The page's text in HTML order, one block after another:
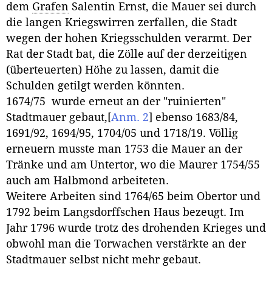
dem Grafen Salentin Ernst, die Mauer sei durch
die langen Kriegswirren zerfallen, die Stadt
wegen der hohen Kriegsschulden verarmt. Der
Rat der Stadt bat, die Zölle auf der derzeitigen
(überteuerten) Höhe zu lassen, damit die
Schulden getilgt werden könnten.
1674/75 wurde erneut an der "ruinierten"
Stadtmauer gebaut, [Anm. 2] ebenso 1683/84,
1691/92, 1694/95, 1704/05 und 1718/19. Völlig
erneuern musste man 1753 die Mauer an der
Tränke und am Untertor, wo die Maurer 1754/55
auch am Halbmond arbeiteten.
Weitere Arbeiten sind 1764/65 beim Obertor und
1792 beim Langsdorffschen Haus bezeugt. Im
Jahr 1796 wurde trotz des drohenden Krieges und
obwohl man die Torwachen verstärkte an der
Stadtmauer selbst nicht mehr gebaut.